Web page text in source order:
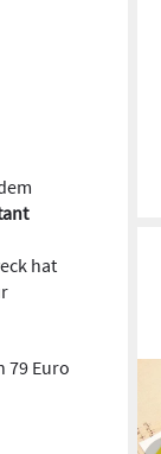
hat
79 Euro